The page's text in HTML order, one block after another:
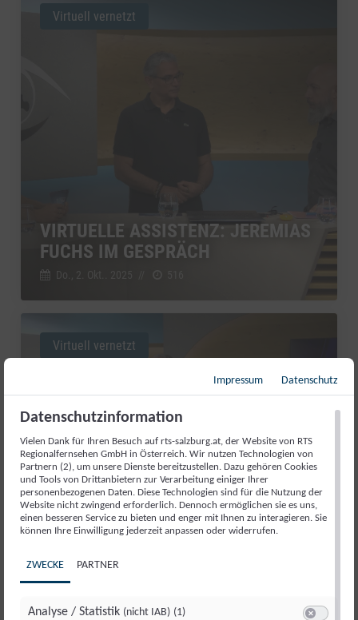
VIRTUELLE ASSISTENZ: JEREMIAS
FUCHS IM GESPRÄCH
Do., 2. Okt.. 2025
Virtuell vernetzt
VON PINZGAU BIS ZUR UNO:
NEUES AUS DER KI-WELT
Do., 2. Okt.. 2025
Virtuell vernetzt
Impressum Datenschutz
Datenschutzinformation
Vielen Dank für Ihren Besuch auf rts-salzburg.at, der Website von RTS
Regionalfernsehen GmbH in Österreich. Wir nutzen Technologien von
Partnern (2), um unsere Dienste bereitzustellen. Dazu gehören Cookies
und Tools von Drittanbietern zur Verarbeitung einiger Ihrer
personenbezogenen Daten. Diese Technologien sind für die Nutzung der
Website nicht zwingend erforderlich. Dennoch ermöglichen sie es uns,
einen besseren Service zu bieten und enger mit Ihnen zu interagieren. Sie
können Ihre Einwilligung jederzeit anpassen oder widerrufen.
ZWECKE PARTNER
Analyse / Statistik (nicht IAB) (1)